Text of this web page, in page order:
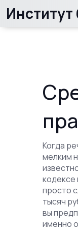
Когда
мелким
кодексе
просто
тысяч
вы
именно